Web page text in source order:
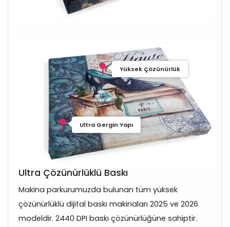
Yüksek Çözünürlük
Ultra Gergin Yapı
Ultra Çözünürlüklü Baskı
Makina parkurumuzda bulunan tüm yüksek
çözünürlüklü dijital baskı makinaları 2025 ve 2026
modeldir. 2440 DPI baskı çözünürlüğüne sahiptir.